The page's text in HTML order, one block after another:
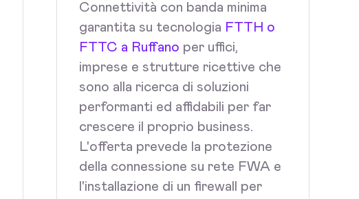
Connettività con banda minima
garantita su tecnologia FTTH o
FTTC a Ruffano per uffici,
imprese e strutture ricettive che
sono alla ricerca di soluzioni
performanti ed affidabili per far
crescere il proprio business.
L'offerta prevede la protezione
della connessione su rete FWA e
l'installazione di un firewall per